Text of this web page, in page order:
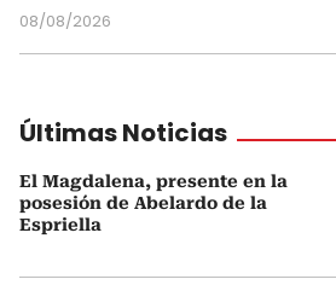
08/08/2026
Últimas Noticias
El Magdalena, presente en la
posesión de Abelardo de la
Espriella